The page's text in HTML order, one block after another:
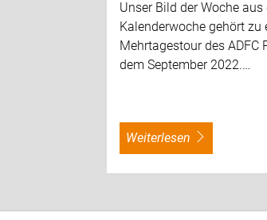
Unser Bild der Woche aus
Kalenderwoche gehört zu
Mehrtagestour des ADFC
dem September 2022.…
weiterlesen